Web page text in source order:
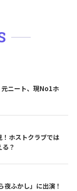
ニート、現No1ホ
ホストクラブでは
？
ふかし」に出演！